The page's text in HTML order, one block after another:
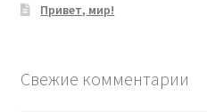
Привет, мир!
Свежие комментарии